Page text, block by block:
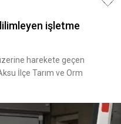
işletme
harekete geçen
İlçe Tarım ve Orm